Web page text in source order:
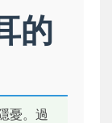
的
憂。過